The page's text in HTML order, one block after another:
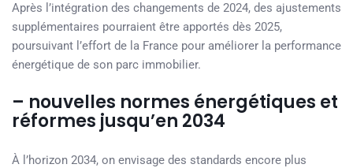
Après l’intégration des changements de 2024, des ajustements
supplémentaires pourraient être apportés dès 2025,
poursuivant l’effort de la France pour améliorer la performance
énergétique de son parc immobilier.
– nouvelles normes énergétiques et
réformes jusqu’en 2034
À l’horizon 2034, on envisage des standards encore plus